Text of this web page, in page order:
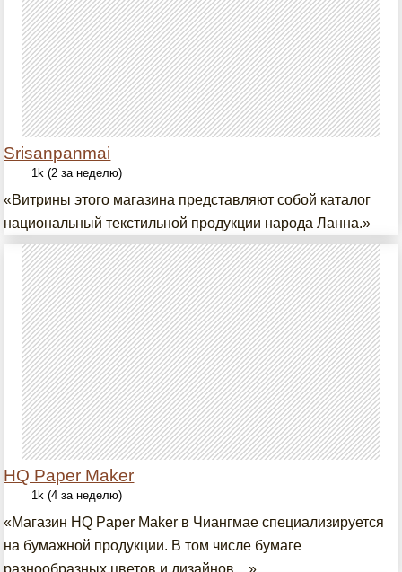
Srisanpanmai
1k (2 за неделю)
«Витрины этого магазина представляют собой каталог
национальный текстильной продукции народа Ланна.»
HQ Paper Maker
1k (4 за неделю)
«Магазин HQ Paper Maker в Чиангмае специализируется
на бумажной продукции. В том числе бумаге
разнообразных цветов и дизайнов....»